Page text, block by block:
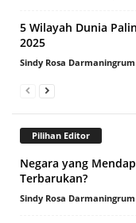
5 Wilayah Dunia
2025
Sindy Rosa Darmaningrum
Pilihan Editor
Negara yang
Terbarukan?
Sindy Rosa Darmaningrum